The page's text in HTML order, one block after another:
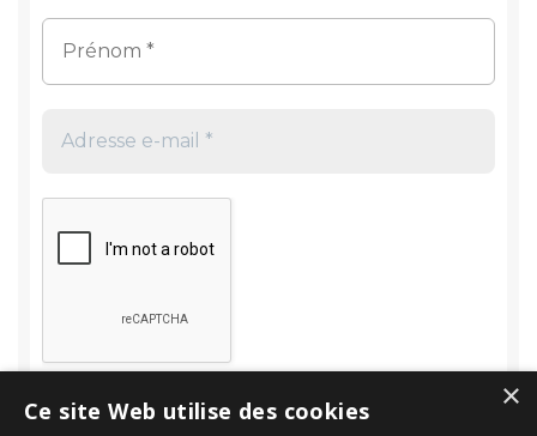
×
Ce site Web utilise des cookies